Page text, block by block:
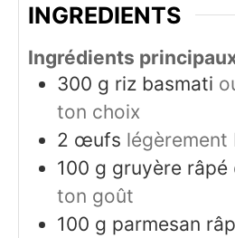
INGREDIENTS
Ingrédients
300 g riz basmati
ton choix
2 œufs légèrement
100 g gruyère râpé
ton goût
100 g parmesan